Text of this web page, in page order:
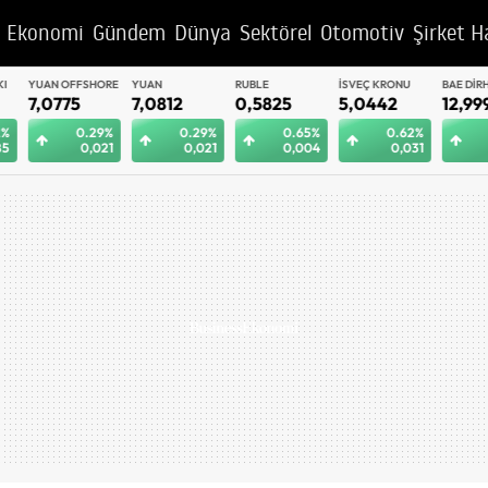
Ekonomi Gündem Dünya Sektörel Otomotiv Şirket
YUAN OFFSHORE
7,0775
0.29%
0,021
YUAN
7,0812
0.29%
0,021
RUBLE
0,5825
0.65%
0,004
İSVEÇ KRONU
5,0442
0.62%
0,031
BAE DIRHEMI
12,9992